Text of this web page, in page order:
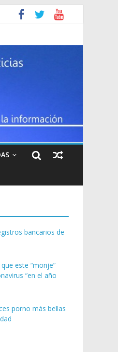
bancarios de
este “monje”
“en el año
porno más bellas